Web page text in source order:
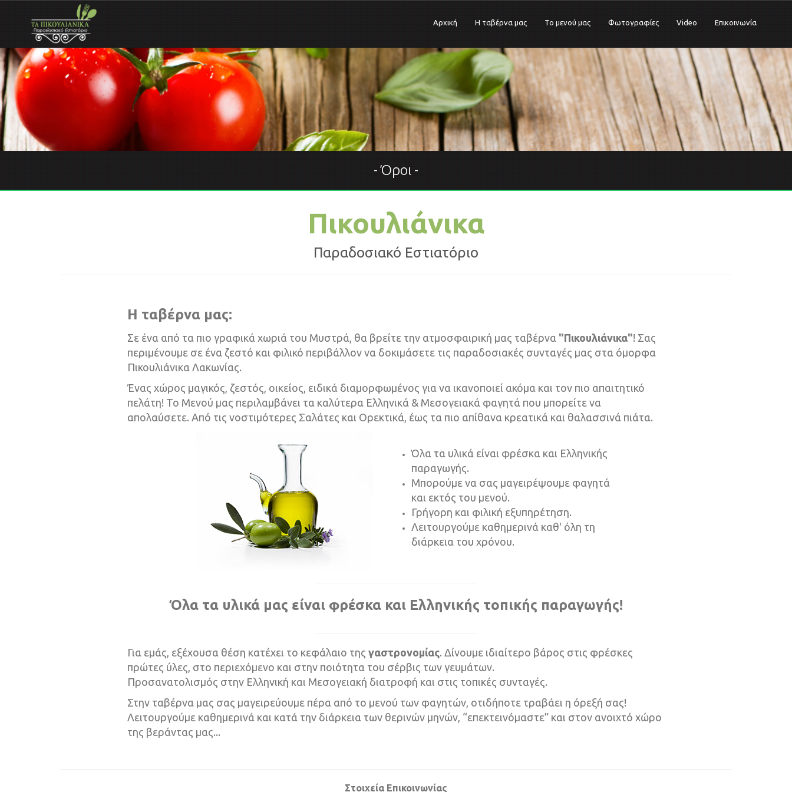
Αρχική Η ταβέρνα μας Το μενού μας Φωτογραφίες Video Επικοινωνία
Όροι
Πικουλιάνικα
Παραδοσιακό Εστιατόριο
Η ταβέρνα μας:
Σε ένα από τα πιο γραφικά χωριά του Μυστρά, θα βρείτε την ατμοσφαιρική μας ταβέρνα "Πικουλιάνικα"! Σας
περιμένουμε σε ένα ζεστό και φιλικό περιβάλλον να δοκιμάσετε τις παραδοσιακές συνταγές μας στα όμορφα
Πικουλιάνικα Λακωνίας.
Ένας χώρος μαγικός, ζεστός, οικείος, ειδικά διαμορφωμένος για να ικανοποιεί ακόμα και τον πιο απαιτητικό
πελάτη! Το Μενού μας περιλαμβάνει τα καλύτερα Ελληνικά & Μεσογειακά φαγητά που μπορείτε να
απολαύσετε. Από τις νοστιμότερες Σαλάτες και Ορεκτικά, έως τα πιο απίθανα κρεατικά και θαλασσινά πιάτα.
Όλα τα υλικά είναι φρέσκα και Ελληνικής
παραγωγής.
Μπορούμε να σας μαγειρέψουμε φαγητά
και εκτός του μενού.
Γρήγορη και φιλική εξυπηρέτηση.
Λειτουργούμε καθημερινά καθ' όλη τη
διάρκεια του χρόνου.
Όλα τα υλικά μας είναι φρέσκα και Ελληνικής τοπικής παραγωγής!
Για εμάς, εξέχουσα θέση κατέχει το κεφάλαιο της γαστρονομίας. Δίνουμε ιδιαίτερο βάρος στις φρέσκες
πρώτες ύλες, στο περιεχόμενο και στην ποιότητα του σέρβις των γευμάτων.
Προσανατολισμός στην Ελληνική και Μεσογειακή διατροφή και στις τοπικές συνταγές.
Στην ταβέρνα μας σας μαγειρεύουμε πέρα από το μενού των φαγητών, οτιδήποτε τραβάει η όρεξή σας!
Λειτουργούμε καθημερινά και κατά την διάρκεια των θερινών μηνών, “επεκτεινόμαστε” και στον ανοιχτό χώρο
της βεράντας μας...
Στοιχεία Επικοινωνίας